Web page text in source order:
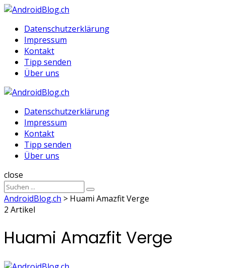
Menu
MenuDatenschutzerklärung
Impressum
Kontakt
Tipp senden
Über uns
Datenschutzerklärung
Impressum
Kontakt
Tipp senden
Über uns
Suche
close
Sucheergebnisse
für
Suche
AndroidBlog.ch > Huami Amazfit Verge
2 Artikel
Huami Amazfit Verge